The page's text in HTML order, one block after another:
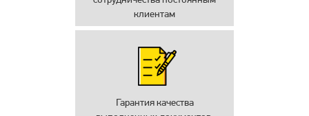
клиентам
Гарантия качества